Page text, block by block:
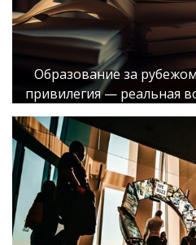
Образование за
привилегия — реальная